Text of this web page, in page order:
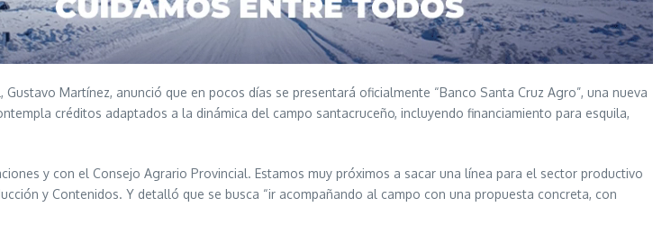
Martínez, anunció que en pocos días se presentará oficialmente “Banco Santa Cruz Agro”, una nueva
créditos adaptados a la dinámica del campo santacruceño, incluyendo financiamiento para esquila,
y con el Consejo Agrario Provincial. Estamos muy próximos a sacar una línea para el sector productivo
y Contenidos. Y detalló que se busca “ir acompañando al campo con una propuesta concreta, con